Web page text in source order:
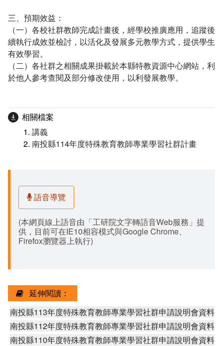
三、預期效益：
（一）各校社群教師完成計畫後，經學校推廣應用，追蹤後
續執行成效並檢討，以活化及發展多元教學方式，提供學生
有效學習。
（二）各社群之相關成果掛載於本縣特教資源中心網站，利
於他人參考查閱及部分修改使用，以利發展教學。
相關檔案
講義
南投縣114年度特殊教育教師專業學習社群計畫
語音導覽
(本網頁線上語音由「工研院文字轉語音Web服務」提
供，目前可在IE10相容模式與Google Chrome、
Firefox瀏覽器上執行)
延伸閱讀：
南投縣113年度特殊教育教師專業學習社群申請說明會資料
南投縣112年度特殊教育教師專業學習社群申請說明會資料
南投縣110年度特殊教育教師專業學習社群申請說明會資料